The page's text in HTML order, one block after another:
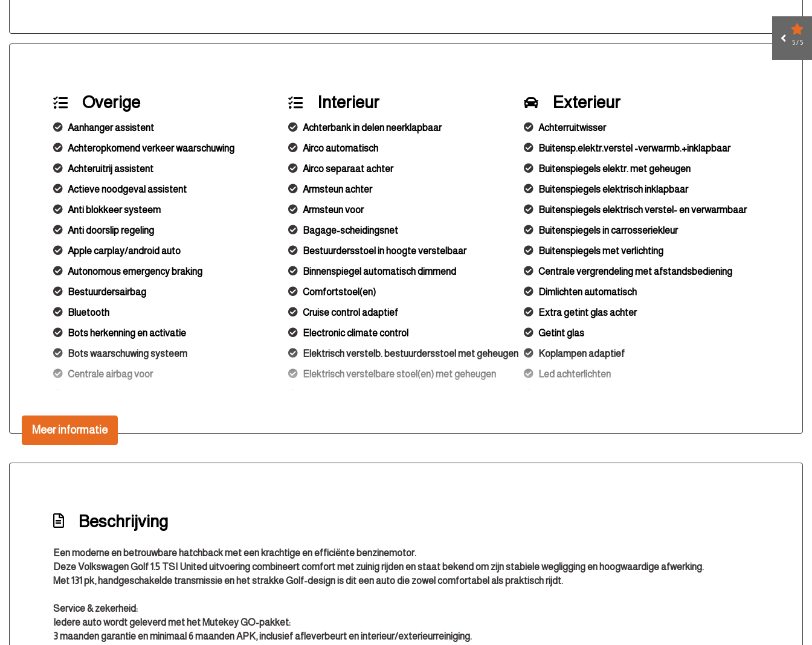
Overige
Aanhanger assistent
Achteropkomend verkeer waarschuwing
Achteruitrij assistent
Actieve noodgeval assistent
Anti blokkeer systeem
Anti doorslip regeling
Apple carplay/android auto
Autonomous emergency braking
Bestuurdersairbag
Bluetooth
Bots herkenning en activatie
Bots waarschuwing systeem
Centrale airbag voor
Cruise control adaptief met stop&go en stuurhulp
Dodehoek detectie
Hoofd airbag(s) achter
Keyless start
Kruisend verkeer detectie
Matrix led koplampen
Multimedia scherm standaard
Interieur
Achterbank in delen neerklapbaar
Airco automatisch
Airco separaat achter
Armsteun achter
Armsteun voor
Bagage-scheidingsnet
Bestuurdersstoel in hoogte verstelbaar
Binnenspiegel automatisch dimmend
Comfortstoel(en)
Cruise control adaptief
Electronic climate control
Elektrisch verstelb. bestuurdersstoel met geheugen
Elektrisch verstelbare stoel(en) met geheugen
Hoofdsteunen anti-whiplash
Stuur verwarmd
Stuurbekrachtiging
Voorstoel(en) met massagefunctie
Exterieur
Achterruitwisser
Buitensp.elektr.verstel -verwarmb.+inklapbaar
Buitenspiegels elektr. met geheugen
Buitenspiegels elektrisch inklapbaar
Buitenspiegels elektrisch verstel- en verwarmbaar
Buitenspiegels in carrosseriekleur
Buitenspiegels met verlichting
Centrale vergrendeling met afstandsbediening
Dimlichten automatisch
Extra getint glas achter
Getint glas
Koplampen adaptief
Led achterlichten
Mistlampen voor
Sportvelgen
Meer informatie
Beschrijving
Een moderne en betrouwbare hatchback met een krachtige en efficiënte benzinemotor.
Deze Volkswagen Golf 1.5 TSI United uitvoering combineert comfort met zuinig rijden en staat bekend om zijn stabiele wegligging en hoogwaardige afwerking.
Met 131 pk, handgeschakelde transmissie en het strakke Golf-design is dit een auto die zowel comfortabel als praktisch rijdt.
Service & zekerheid:
Iedere auto wordt geleverd met het Mutekey GO-pakket:
3 maanden garantie en minimaal 6 maanden APK, inclusief afleverbeurt en interieur/exterieurreiniging.
5 / 5